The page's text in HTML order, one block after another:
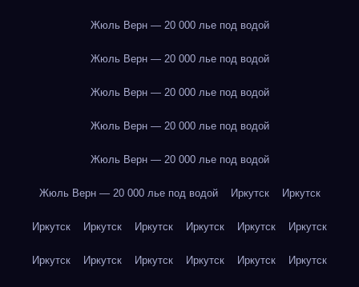
Жюль Верн — 20 000 лье под водой
Жюль Верн — 20 000 лье под водой
Жюль Верн — 20 000 лье под водой
Жюль Верн — 20 000 лье под водой
Жюль Верн — 20 000 лье под водой
Жюль Верн — 20 000 лье под водой Иркутск Иркутск
Иркутск Иркутск Иркутск Иркутск Иркутск Иркутск
Иркутск Иркутск Иркутск Иркутск Иркутск Иркутск